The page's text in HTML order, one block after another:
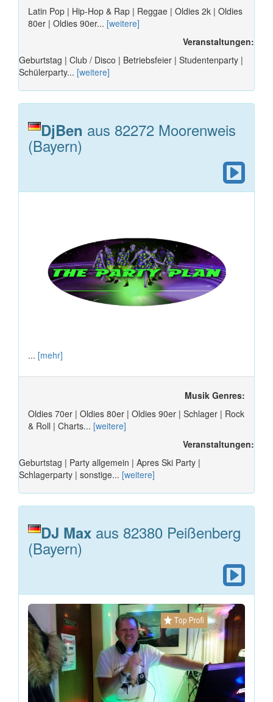
Latin Pop | Hip-Hop & Rap | Reggae | Oldies 2k | Oldies
80er | Oldies 90er... [weitere]
Veranstaltungen:
Geburtstag | Club / Disco | Betriebsfeier | Studentenparty |
Schülerparty... [weitere]
DjBen aus 82272 Moorenweis
(Bayern)
... [mehr]
Musik Genres:
Oldies 70er | Oldies 80er | Oldies 90er | Schlager | Rock
& Roll | Charts... [weitere]
Veranstaltungen:
Geburtstag | Party allgemein | Apres Ski Party |
Schlagerparty | sonstige... [weitere]
DJ Max aus 82380 Peißenberg
(Bayern)